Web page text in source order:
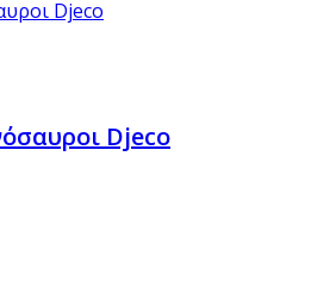
Djeco